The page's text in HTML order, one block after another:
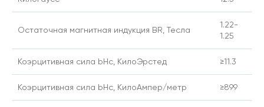
Остаточная магнитная индукция BR, Тесла
1.22-
1.25
Коэрцитивная сила bHc, КилоЭрстед ≥11.3
Коэрцитивная сила bHc, КилоАмпер/метр ≥899